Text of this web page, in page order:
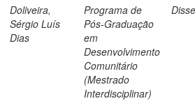
Doliveira,
Sérgio Luís
Dias
Programa de
Pós-Graduação
em
Desenvolvimento
Comunitário
(Mestrado
Interdisciplinar)